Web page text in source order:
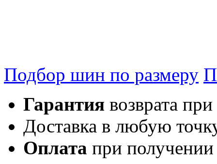
Подбор шин по размеру
Гарантия возврата
Доставка в любую
Оплата при получении